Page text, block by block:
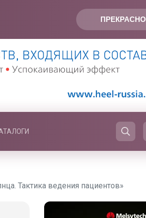
ПРЕКРАСНО
Тактика ведения пациентов»